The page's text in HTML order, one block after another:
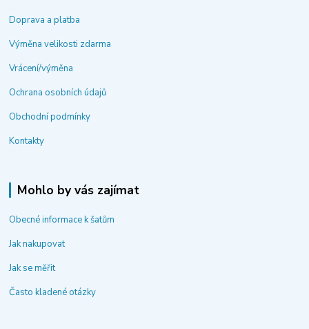
Doprava a platba
Výměna velikosti zdarma
Vrácení/výměna
Ochrana osobních údajů
Obchodní podmínky
Kontakty
Mohlo by vás zajímat
Obecné informace k šatům
Jak nakupovat
Jak se měřit
Často kladené otázky